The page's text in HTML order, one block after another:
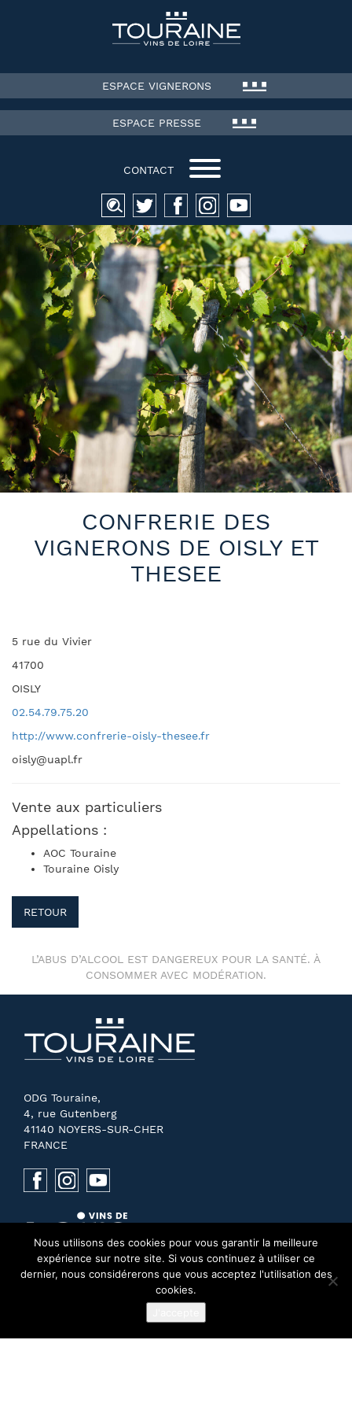
ESPACE VIGNERONS
ESPACE PRESSE
CONTACT
Recherche
pour :
CONFRERIE DES
VIGNERONS DE OISLY ET
THESEE
5 rue du Vivier
41700
OISLY
02.54.79.75.20
http://www.confrerie-oisly-thesee.fr
oisly@uapl.fr
Vente aux particuliers
Appellations :
AOC Touraine
Touraine Oisly
RETOUR
L’ABUS D’ALCOOL EST DANGEREUX POUR LA SANTÉ. À
CONSOMMER AVEC MODÉRATION.
ODG Touraine,
4, rue Gutenberg
41140 NOYERS-SUR-CHER
FRANCE
Nous utilisons des cookies pour vous garantir la meilleure
expérience sur notre site. Si vous continuez à utiliser ce
dernier, nous considérerons que vous acceptez l'utilisation des
cookies.